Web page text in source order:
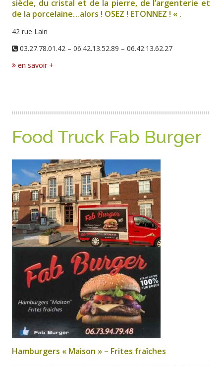
siècle, du cristal et de la pierre, de l’argenterie et
de la porcelaine…alors ! OSEZ ! ETONNEZ ! « .
42 rue Lain
03.27.78.01.42 – 06.42.13.52.89 – 06.42.13.62.27
en savoir +
Food Truck Fab Burger
Hamburgers « Maison » – Frites fraîches